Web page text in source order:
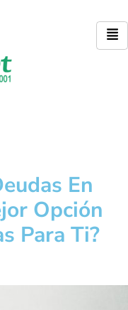
En
Opción
Para Ti?